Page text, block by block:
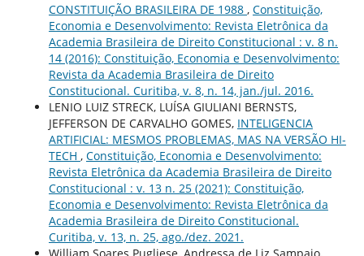
CONSTITUIÇÃO BRASILEIRA DE 1988 , Constituição,
Economia e Desenvolvimento: Revista Eletrônica da
Academia Brasileira de Direito Constitucional : v. 8 n.
14 (2016): Constituição, Economia e Desenvolvimento:
Revista da Academia Brasileira de Direito
Constitucional. Curitiba, v. 8, n. 14, jan./jul. 2016.
LENIO LUIZ STRECK, LUÍSA GIULIANI BERNSTS,
JEFFERSON DE CARVALHO GOMES, INTELIGENCIA
ARTIFICIAL: MESMOS PROBLEMAS, MAS NA VERSÃO HI-
TECH , Constituição, Economia e Desenvolvimento:
Revista Eletrônica da Academia Brasileira de Direito
Constitucional : v. 13 n. 25 (2021): Constituição,
Economia e Desenvolvimento: Revista Eletrônica da
Academia Brasileira de Direito Constitucional.
Curitiba, v. 13, n. 25, ago./dez. 2021.